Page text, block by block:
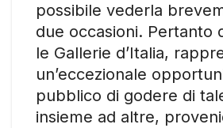
possibile vederla
due occasioni. Pertanto
le Gallerie d’Italia,
un’eccezionale
pubblico di godere di
insieme ad altre,